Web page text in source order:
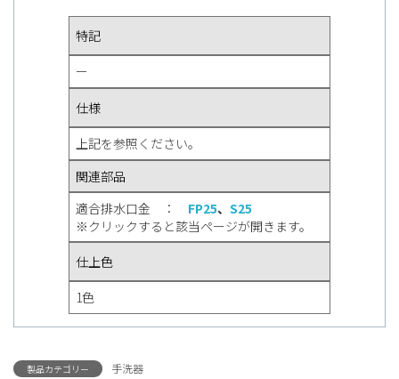
特記
ー
仕様
上記を参照ください。
関連部品
適合排水口金 ： FP25、 S25
※クリックすると該当ページが開きます。
仕上色
1色
製品カテゴリー 手洗器